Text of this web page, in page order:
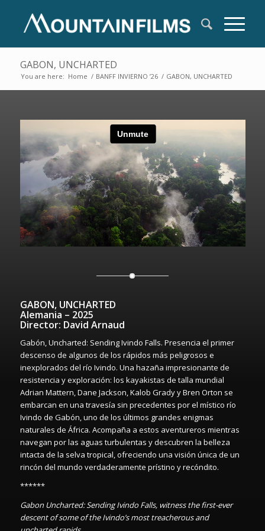
GABON, UNCHARTED
You are here: Home / BANFF INVIERNO ’26 / GABON, UNCHARTED
GABON, UNCHARTED
Alemania – 2025
Director: David Arnaud
Gabón, Uncharted: Sending Ivindo Falls. Presencia el primer
descenso de algunos de los rápidos más peligrosos e
inexplorados del río Ivindo. Una hazaña impresionante de
resistencia y exploración: los kayakistas de talla mundial
Adrian Mattern, Dane Jackson, Kalob Grady y Bren Orton se
embarcan en una travesía sin precedentes por el místico río
Ivindo de Gabón, uno de los últimos grandes enigmas
naturales de África. Acompaña a estos aventureros mientras
navegan por las aguas turbulentas y descubren la belleza
intacta de la selva tropical, ofreciendo una visión única de un
rincón del mundo verdaderamente prístino y recóndito.
******
Gabon Uncharted: Sending Ivindo Falls, witness the first-ever
descent of some of the Ivindo’s most treacherous and